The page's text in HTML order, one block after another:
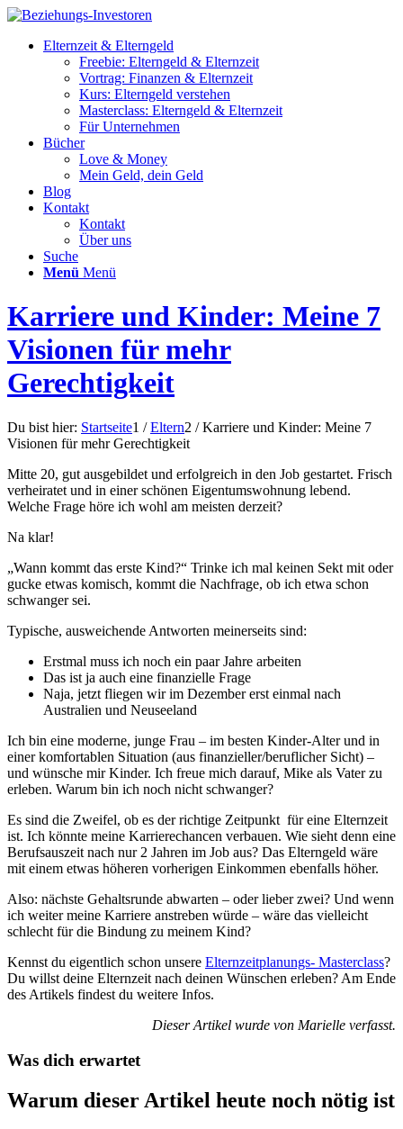
Elternzeit & Elterngeld
Freebie: Elterngeld & Elternzeit
Vortrag: Finanzen & Elternzeit
Kurs: Elterngeld verstehen
Masterclass: Elterngeld & Elternzeit
Für Unternehmen
Bücher
Love & Money
Mein Geld, dein Geld
Blog
Kontakt
Kontakt
Über uns
Suche
Menü Menü
Karriere und Kinder: Meine 7
Visionen für mehr
Gerechtigkeit
Du bist hier: Startseite1 / Eltern2 / Karriere und Kinder: Meine 7
Visionen für mehr Gerechtigkeit
Mitte 20, gut ausgebildet und erfolgreich in den Job gestartet. Frisch
verheiratet und in einer schönen Eigentumswohnung lebend.
Welche Frage höre ich wohl am meisten derzeit?
Na klar!
„Wann kommt das erste Kind?“ Trinke ich mal keinen Sekt mit oder
gucke etwas komisch, kommt die Nachfrage, ob ich etwa schon
schwanger sei.
Typische, ausweichende Antworten meinerseits sind:
Erstmal muss ich noch ein paar Jahre arbeiten
Das ist ja auch eine finanzielle Frage
Naja, jetzt fliegen wir im Dezember erst einmal nach
Australien und Neuseeland
Ich bin eine moderne, junge Frau – im besten Kinder-Alter und in
einer komfortablen Situation (aus finanzieller/beruflicher Sicht) –
und wünsche mir Kinder. Ich freue mich darauf, Mike als Vater zu
erleben. Warum bin ich noch nicht schwanger?
Es sind die Zweifel, ob es der richtige Zeitpunkt für eine Elternzeit
ist. Ich könnte meine Karrierechancen verbauen. Wie sieht denn eine
Berufsauszeit nach nur 2 Jahren im Job aus? Das Elterngeld wäre
mit einem etwas höheren vorherigen Einkommen ebenfalls höher.
Also: nächste Gehaltsrunde abwarten – oder lieber zwei? Und wenn
ich weiter meine Karriere anstreben würde – wäre das vielleicht
schlecht für die Bindung zu meinem Kind?
Kennst du eigentlich schon unsere Elternzeitplanungs- Masterclass?
Du willst deine Elternzeit nach deinen Wünschen erleben? Am Ende
des Artikels findest du weitere Infos.
Dieser Artikel wurde von Marielle verfasst.
Was dich erwartet
Warum dieser Artikel heute noch nötig ist